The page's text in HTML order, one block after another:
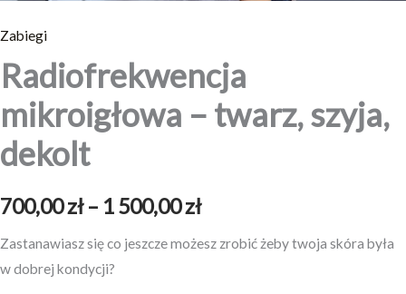
Zabiegi
Radiofrekwencja
mikroigłowa – twarz, szyja,
dekolt
700,00zł – 1 500,00zł
Zastanawiasz się co jeszcze możesz zrobić żeby twoja skóra była
w dobrej kondycji?